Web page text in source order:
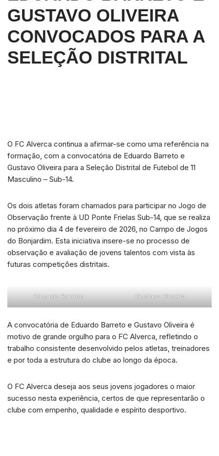
GUSTAVO OLIVEIRA
CONVOCADOS PARA A
SELEÇÃO DISTRITAL
O FC Alverca continua a afirmar-se como uma referência na
formação, com a convocatória de Eduardo Barreto e
Gustavo Oliveira para a Seleção Distrital de Futebol de 11
Masculino – Sub-14.
Os dois atletas foram chamados para participar no Jogo de
Observação frente à UD Ponte Frielas Sub-14, que se realiza
no próximo dia 4 de fevereiro de 2026, no Campo de Jogos
do Bonjardim. Esta iniciativa insere-se no processo de
observação e avaliação de jovens talentos com vista às
futuras competições distritais.
Eduardo Barreto Gustavo Oliveira
A convocatória de Eduardo Barreto e Gustavo Oliveira é
motivo de grande orgulho para o FC Alverca, refletindo o
trabalho consistente desenvolvido pelos atletas, treinadores
e por toda a estrutura do clube ao longo da época.
O FC Alverca deseja aos seus jovens jogadores o maior
sucesso nesta experiência, certos de que representarão o
clube com empenho, qualidade e espírito desportivo.